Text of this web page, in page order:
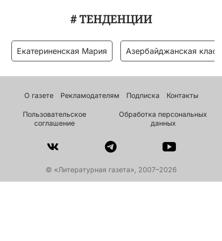
# ТЕНДЕНЦИИ
Екатериненская Мария Азербайджанская
О газете Рекламодателям Подписка Контакты
Пользовательское
соглашение
Обработка персональных
данных
© «Литературная газета», 2007–2026